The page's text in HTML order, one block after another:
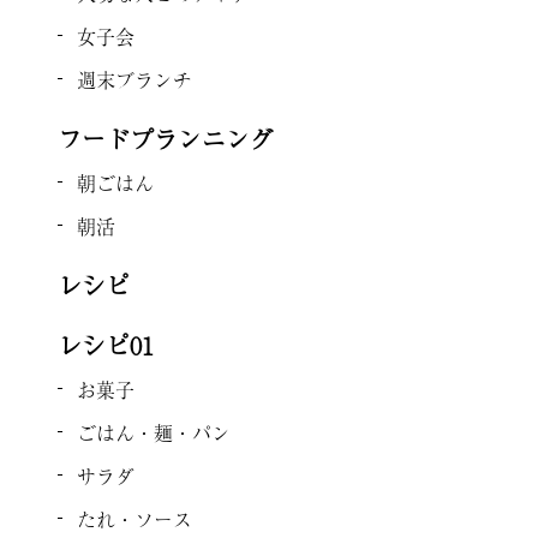
女子会
週末ブランチ
フードプランニング
朝ごはん
朝活
レシピ
レシピ01
お菓子
ごはん・麺・パン
サラダ
たれ・ソース